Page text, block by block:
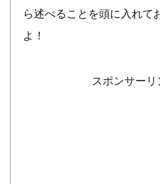
ら述べることを頭に入れて
よ！
スポンサーリ